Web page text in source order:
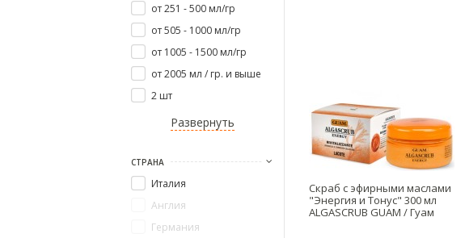
от 251 - 500 мл/гр
от 505 - 1000 мл/гр
от 1005 - 1500 мл/гр
от 2005 мл / гр. и выше
2 шт
Развернуть
СТРАНА
Италия
Англия
Германия
Скраб с эфирными маслами
"Энергия и Тонус" 300 мл
ALGASCRUB GUAM / Гуам